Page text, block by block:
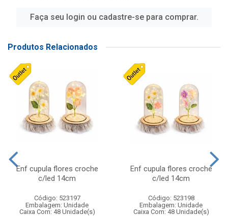
Faça seu login ou cadastre-se para comprar.
Produtos Relacionados
Enf cupula flores croche
c/led 14cm
Código: 523197
Embalagem: Unidade
Caixa Com: 48 Unidade(s)
Enf cupula flores croche
c/led 14cm
Código: 523198
Embalagem: Unidade
Caixa Com: 48 Unidade(s)